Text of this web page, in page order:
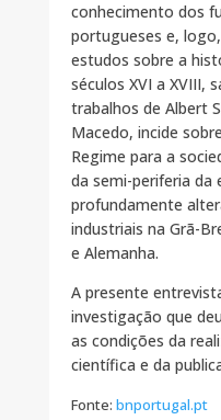
conhecimento dos
portugueses e,
estudos sobre a
séculos XVI a XVIII,
trabalhos de Albert
Macedo, incide
Regime para a
da semi-periferia da
profundamente
industriais na Grã-
e Alemanha.
A presente
investigação que
as condições da
científica e da
Fonte: bnportugal.pt